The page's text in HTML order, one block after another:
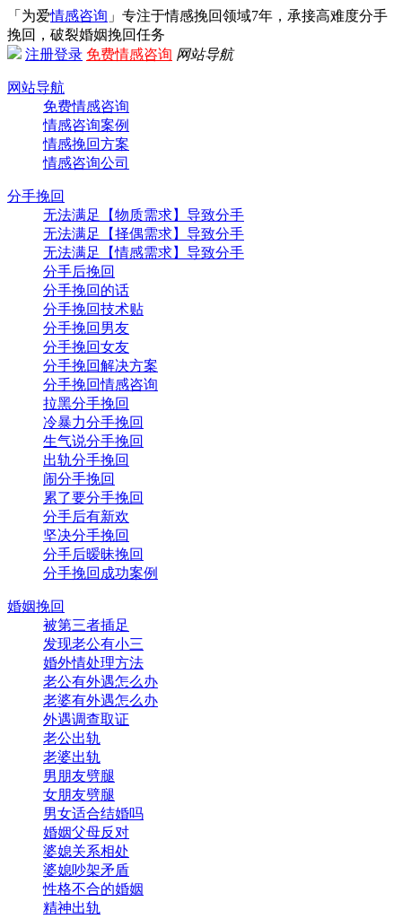
「为爱情感咨询 」专注于情感挽回领域7年，承接高难度分手
挽回，破裂婚姻挽回任务
注册登录 免费情感咨询 网站导航
网站导航
免费情感咨询
情感咨询案例
情感挽回方案
情感咨询公司
分手挽回
无法满足【物质需求】导致分手
无法满足【择偶需求】导致分手
无法满足【情感需求】导致分手
分手后挽回
分手挽回的话
分手挽回技术贴
分手挽回男友
分手挽回女友
分手挽回解决方案
分手挽回情感咨询
拉黑分手挽回
冷暴力分手挽回
生气说分手挽回
出轨分手挽回
闹分手挽回
累了要分手挽回
分手后有新欢
坚决分手挽回
分手后暧昧挽回
分手挽回成功案例
婚姻挽回
被第三者插足
发现老公有小三
婚外情处理方法
老公有外遇怎么办
老婆有外遇怎么办
外遇调查取证
老公出轨
老婆出轨
男朋友劈腿
女朋友劈腿
男女适合结婚吗
婚姻父母反对
婆媳关系相处
婆媳吵架矛盾
性格不合的婚姻
精神出轨